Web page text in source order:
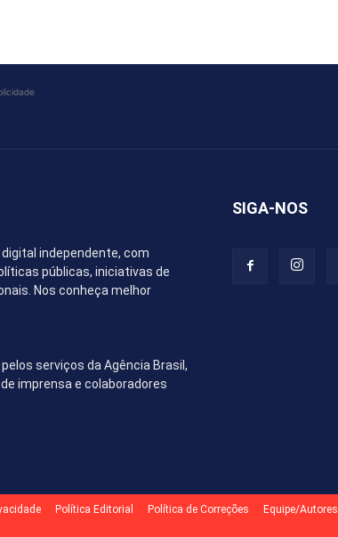
independente, com
públicas, iniciativas de
Nos conheça melhor
serviços da Agência Brasil,
imprensa e colaboradores
SIGA-NOS
Política Editorial Política de Correções Equipe/Autores